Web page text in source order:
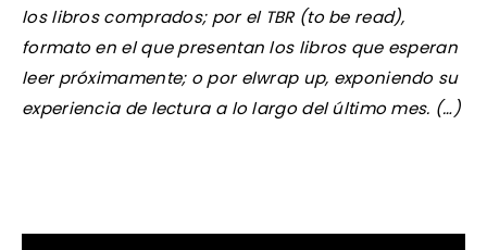
los libros comprados; por el TBR (to be read),
formato en el que presentan los libros que esperan
leer próximamente; o por elwrap up, exponiendo su
experiencia de lectura a lo largo del último mes. (…)